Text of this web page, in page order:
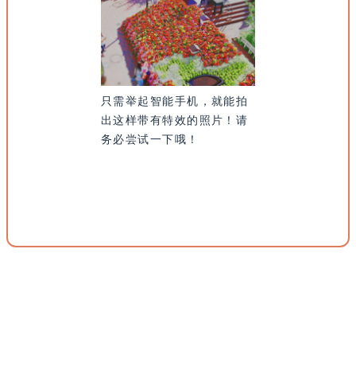
只需举起智能手机，就能拍
出这样带有特效的照片！请
务必尝试一下哦！